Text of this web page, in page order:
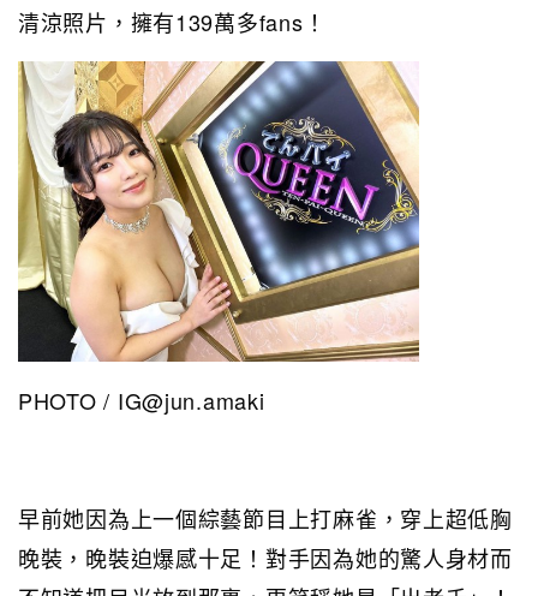
清涼照片，擁有139萬多fans！
PHOTO / IG@jun.amaki
早前她因為上一個綜藝節目上打麻雀，穿上超低胸
晚裝，晚裝迫爆感十足！對手因為她的驚人身材而